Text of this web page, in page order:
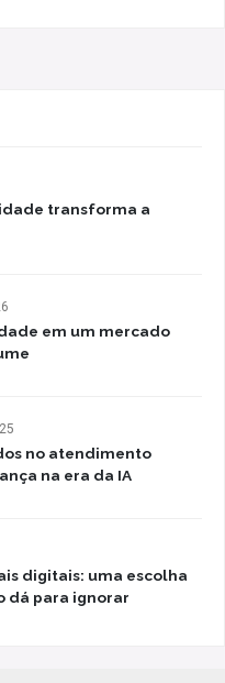
transforma a
em um mercado
no atendimento
na era da IA
digitais: uma escolha
dá para ignorar